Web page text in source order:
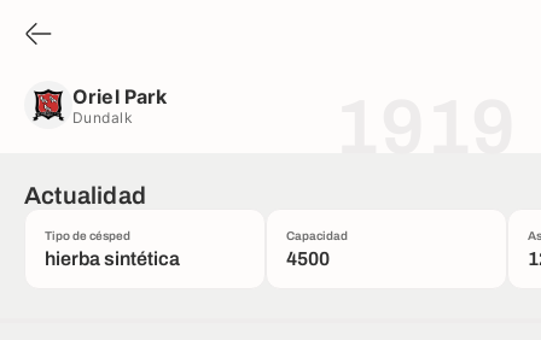
Oriel Park
Dundalk
Actualidad
Tipo de césped
hierba sintética
Capacidad
4500